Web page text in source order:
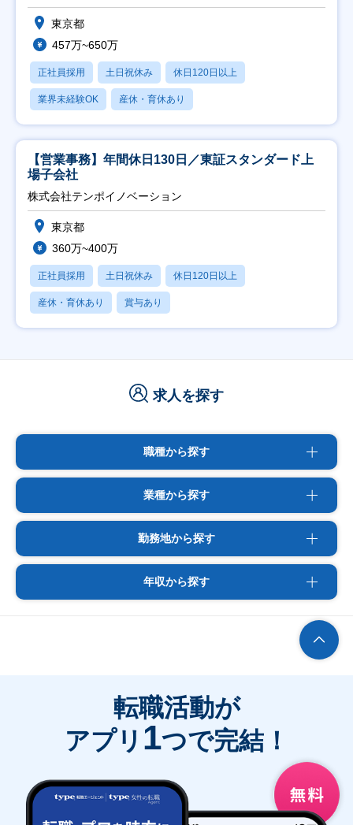
東京都
457万~650万
正社員採用 土日祝休み 休日120日以上
業界未経験OK 産休・育休あり
【営業事務】年間休日130日／東証スタンダード上
場子会社
株式会社テンポイノベーション
東京都
360万~400万
正社員採用 土日祝休み 休日120日以上
産休・育休あり 賞与あり
求人を探す
職種から探す
業種から探す
勤務地から探す
年収から探す
転職活動が
アプリ 1つで完結！